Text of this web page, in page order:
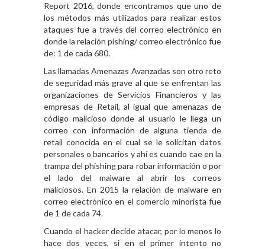
Report 2016, donde encontramos que uno de
los métodos más utilizados para realizar estos
ataques fue a través del correo electrónico en
donde la relación pishing/ correo electrónico fue
de: 1 de cada 680.
Las llamadas Amenazas Avanzadas son otro reto
de seguridad más grave al que se enfrentan las
organizaciones de Servicios Financieros y las
empresas de Retail, al igual que amenazas de
código malicioso donde al usuario le llega un
correo con información de alguna tienda de
retail conocida en el cual se le solicitan datos
personales o bancarios y ahí es cuando cae en la
trampa del phishing para robar información o por
el lado del malware al abrir los correos
maliciosos. En 2015 la relación de malware en
correo electrónico en el comercio minorista fue
de 1 de cada 74.
Cuando el hacker decide atacar, por lo menos lo
hace dos veces, si en el primer intento no